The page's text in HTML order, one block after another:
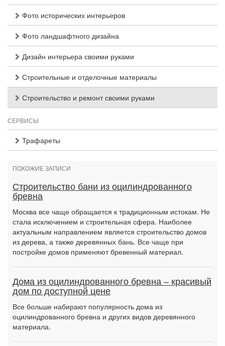
Фото исторических интерьеров
Фото ландшафтного дизайна
Дизайн интерьера своими руками
Строительные и отделочные материалы
Строительство и ремонт своими руками
СЕРВИСЫ
Трафареты
ПОХОЖИЕ ЗАПИСИ
Строительство бани из оцилиндрованного
бревна
Москва все чаще обращается к традиционным истокам. Не
стала исключением и строительная сфера. Наиболее
актуальным направлением является строительство домов
из дерева, а также деревянных бань. Все чаще при
постройке домов применяют бревенный материал.
Дома из оцилиндрованного бревна – красивый
дом по доступной цене
Все больше набирают популярность дома из
оцилиндрованного бревна и других видов деревянного
материала.